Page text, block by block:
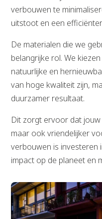
verbouwen te
uitstoot en een
De materialen die we
belangrijke rol. We
natuurlijke en
van hoge kwaliteit zijn,
duurzamer resultaat.
Dit zorgt ervoor dat
maar ook vriendelijker
verbouwen is investeren
impact op de planeet en